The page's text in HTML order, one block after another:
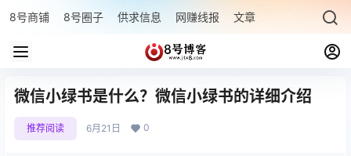
8号商铺 8号圈子 供求信息 网赚线报 文章专题 最新文章
微信小绿书是什么？微信小绿书的详细介绍
推荐阅读 6月21日 0